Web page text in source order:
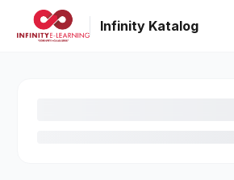
Infinity Katalog